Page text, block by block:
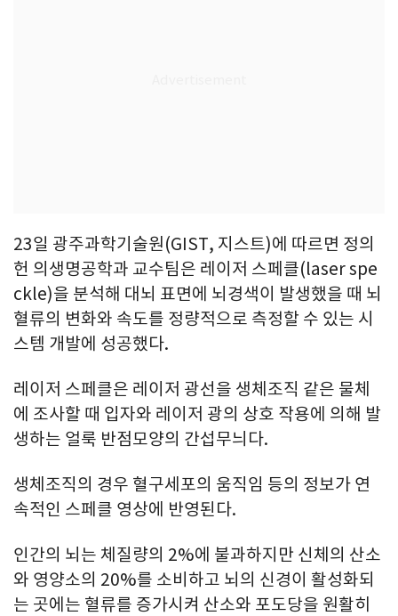
23일 광주과학기술원(GIST, 지스트)에 따르면 정의
헌 의생명공학과 교수팀은 레이저 스페클(laser spe
ckle)을 분석해 대뇌 표면에 뇌경색이 발생했을 때 뇌
혈류의 변화와 속도를 정량적으로 측정할 수 있는 시
스템 개발에 성공했다.
레이저 스페클은 레이저 광선을 생체조직 같은 물체
에 조사할 때 입자와 레이저 광의 상호 작용에 의해 발
생하는 얼룩 반점모양의 간섭무늬다.
생체조직의 경우 혈구세포의 움직임 등의 정보가 연
속적인 스페클 영상에 반영된다.
인간의 뇌는 체질량의 2%에 불과하지만 신체의 산소
와 영양소의 20%를 소비하고 뇌의 신경이 활성화되
는 곳에는 혈류를 증가시켜 산소와 포도당을 원활히